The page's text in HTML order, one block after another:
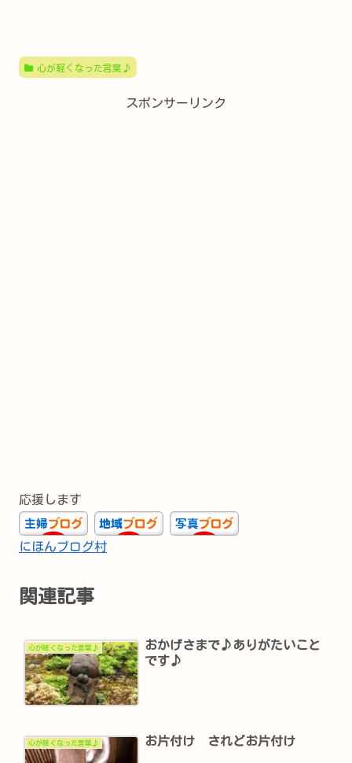
心が軽くなった言葉♪
スポンサーリンク
応援します
にほんブログ村
関連記事
心が軽くなった言葉♪
おかげさまで♪ありがたいこと
です♪
心が軽くなった言葉♪ お片付け されどお片付け